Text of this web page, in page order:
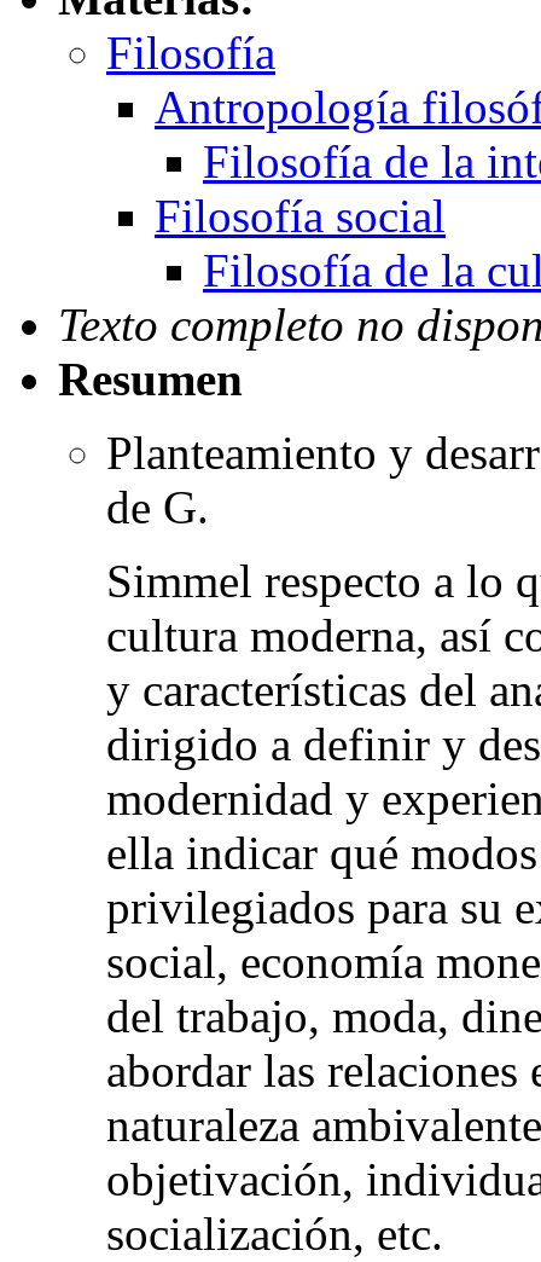
Filosofía
Antropología
Filosofía de la
Filosofía social
Filosofía de la
Texto completo no
Resumen
Planteamiento y
de G.
Simmel respecto a lo
cultura moderna, así
y características del
dirigido a definir y
modernidad y
ella indicar qué
privilegiados para su
social, economía
del trabajo, moda,
abordar las
naturaleza
objetivación,
socialización, etc.